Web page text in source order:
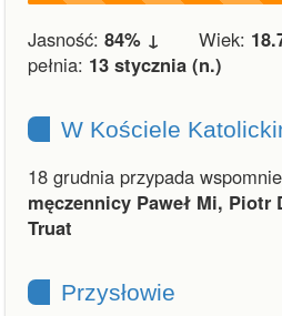
Jasność: 84% ↓ Wiek:
pełnia: 13 stycznia (n.)
W Kościele
18 grudnia przypada
męczennicy Paweł Mi,
Truat
Przysłowie